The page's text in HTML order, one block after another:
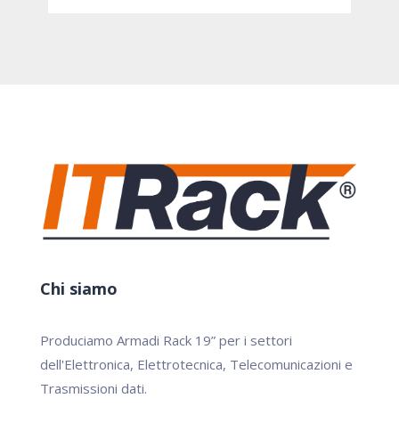
Chi siamo
Produciamo Armadi Rack 19” per i settori
dell'Elettronica, Elettrotecnica, Telecomunicazioni e
Trasmissioni dati.